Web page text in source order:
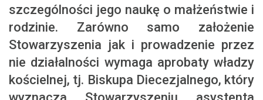
szczególności jego naukę o małżeństwie i
rodzinie. Zarówno samo założenie
Stowarzyszenia jak i prowadzenie przez
nie działalności wymaga aprobaty władzy
kościelnej, tj. Biskupa Diecezjalnego, który